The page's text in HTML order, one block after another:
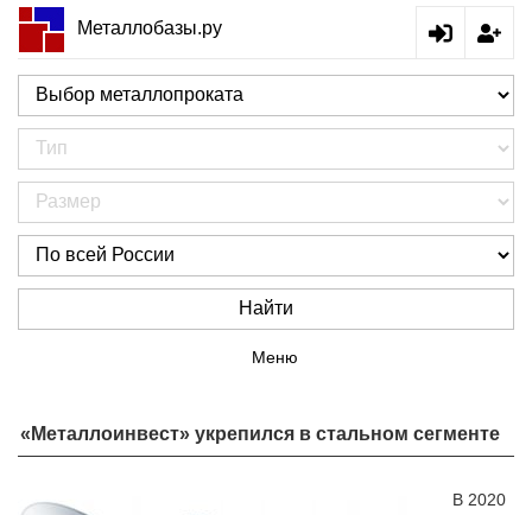
Металлобазы.ру
Найти
Меню
«Металлоинвест» укрепился в стальном сегменте
В 2020